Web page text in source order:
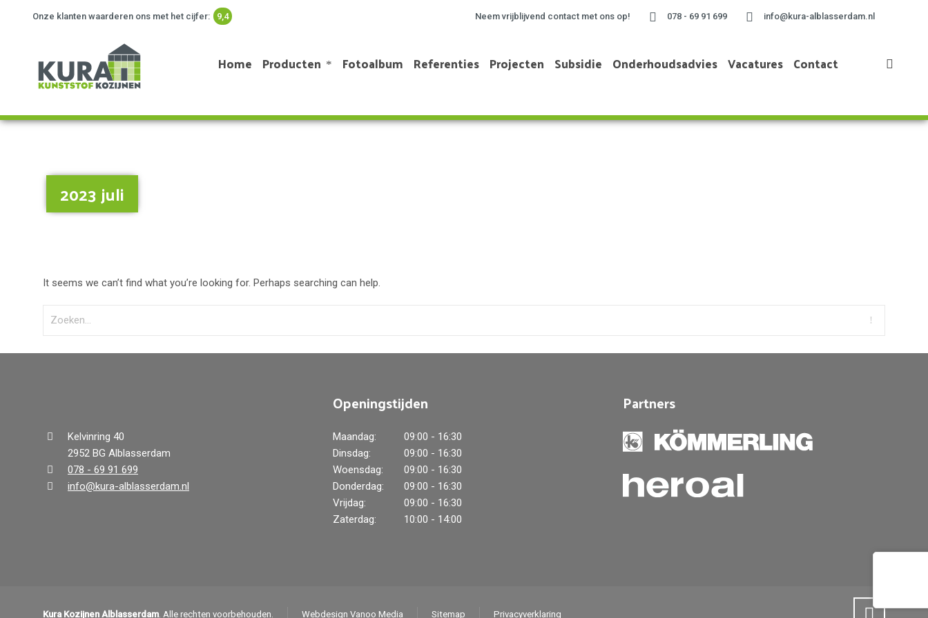
Onze klanten waarderen ons met het cijfer: 9,4 Neem vrijblijvend contact met ons op! 078 - 69 91 699 info@kura-alblasserdam.nl
Home Producten Fotoalbum Referenties Projecten Subsidie Onderhoudsadvies Vacatures Contact
2023 juli
It seems we can’t find what you’re looking for. Perhaps searching can help.
Kelvinring 40
2952 BG Alblasserdam
078 - 69 91 699
info@kura-alblasserdam.nl
Openingstijden
Maandag:
09:00 - 16:30
Dinsdag:
09:00 - 16:30
Woensdag:
09:00 - 16:30
Donderdag:
09:00 - 16:30
Vrijdag:
09:00 - 16:30
Zaterdag:
10:00 - 14:00
Partners
Kura Kozijnen Alblasserdam. Alle rechten voorbehouden. Webdesign Vanoo Media Sitemap Privacyverklaring